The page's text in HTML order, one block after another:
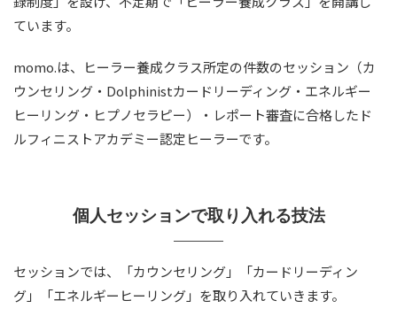
ています。
momo.は、ヒーラー養成クラス所定の件数のセッション（カ
ウンセリング・Dolphinistカードリーディング・エネルギー
ヒーリング・ヒプノセラピー）・レポート審査に合格したド
ルフィニストアカデミー認定ヒーラーです。
個人セッションで取り入れる技法
セッションでは、「カウンセリング」「カードリーディン
グ」「エネルギーヒーリング」を取り入れていきます。